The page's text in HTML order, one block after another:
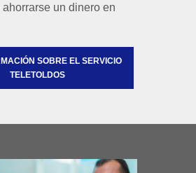
un dinero en
SOBRE EL SERVICIO
TELETOLDOS